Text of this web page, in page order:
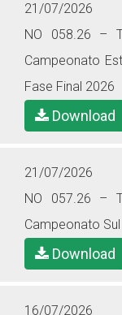
21/07/2026
NO 058.26 –
Campeonato
Fase Final 2026
Download
21/07/2026
NO 057.26 –
Campeonato
Download
16/07/2026